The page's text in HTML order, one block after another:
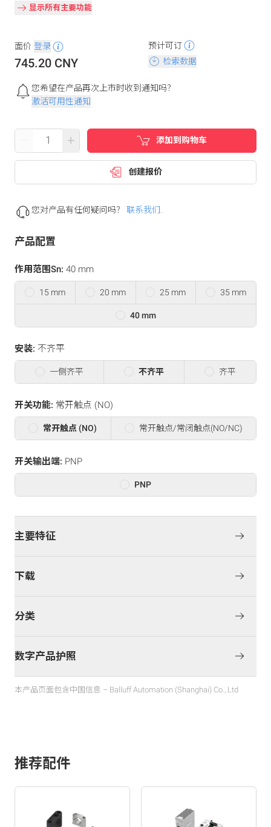
显示所有主要功能
面价 登录
745.20 CNY
预计可订
检索数据
您希望在产品再次上市时收到通知吗？
激活可用性通知
+ 添加到购物车
创建报价
您对产品有任何疑问吗？ 联系我们.
产品配置
作用范围Sn: 40 mm
15 mm 20 mm 25 mm 35 mm
40 mm
安装: 不齐平
一侧齐平 不齐平 齐平
开关功能: 常开触点 (NO)
常开触点 (NO) 常开触点/常闭触点(NO/NC)
开关输出端: PNP
PNP
主要特征
下载
分类
数字产品护照
本产品页面包含中国信息 – Balluff Automation (Shanghai) Co., Ltd
推荐配件